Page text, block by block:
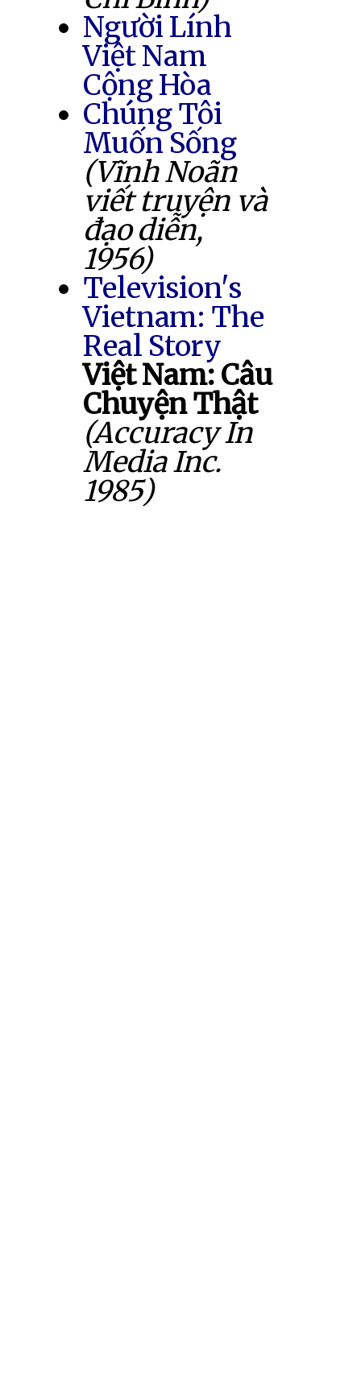
Người Lính
Việt Nam
Cộng Hòa
Chúng Tôi
Muốn Sống
(Vĩnh Noãn
viết truyện và
đạo diễn,
1956)
Television's
Vietnam: The
Real Story
Việt Nam: Câu
Chuyện Thật
(Accuracy In
Media Inc.
1985)